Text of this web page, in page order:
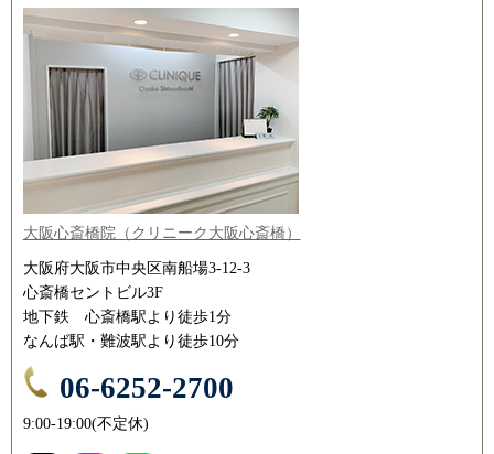
大阪心斎橋院（クリニーク大阪心斎橋）
大阪府大阪市中央区南船場3-12-3
心斎橋セントビル3F
地下鉄 心斎橋駅より徒歩1分
なんば駅・難波駅より徒歩10分
06-6252-2700
9:00-19:00(不定休)